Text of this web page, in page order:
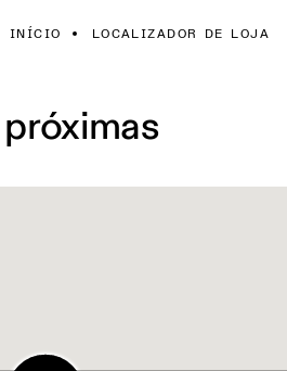
INÍCIO LOCALIZADOR DE LOJA